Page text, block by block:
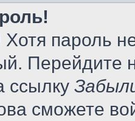
пароль
Перейдите
ссылку
сможете